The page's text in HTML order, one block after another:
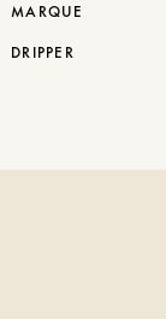
MARQUE
DRIPPER